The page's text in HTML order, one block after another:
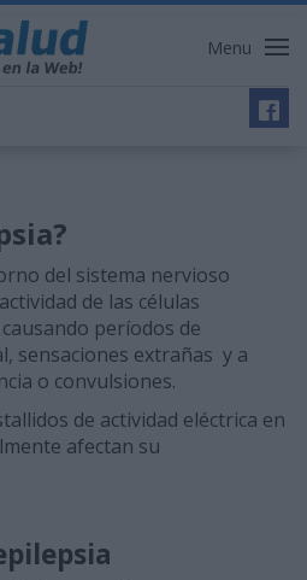
Menu
del sistema nervioso
de las células
períodos de
sensaciones extrañas y a
o convulsiones.
de actividad eléctrica en
afectan su